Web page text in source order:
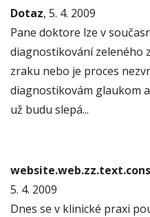
Dotaz, 5. 4. 2009
Pane doktore lze v
diagnostikování zeleného
zraku nebo je proces
diagnostikovám glaukom
už budu slepá...
5. 4. 2009
Dnes se v klinické praxi